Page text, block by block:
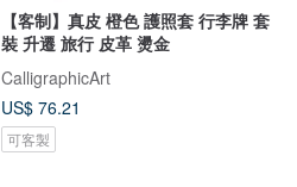
【客制】真皮 橙色 護照套 行李牌 套
裝 升遷 旅行 皮革 燙金
CalligraphicArt
US$ 76.21
可客製